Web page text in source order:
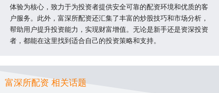
体验为核心，致力于为投资者提供安全可靠的配资环境和优质的客
户服务。此外，富深所配资还汇集了丰富的炒股技巧和市场分析，
帮助用户提升投资能力，实现财富增值。无论是新手还是资深投资
者，都能在这里找到适合自己的投资策略和支持。
富深所配资 相关话题